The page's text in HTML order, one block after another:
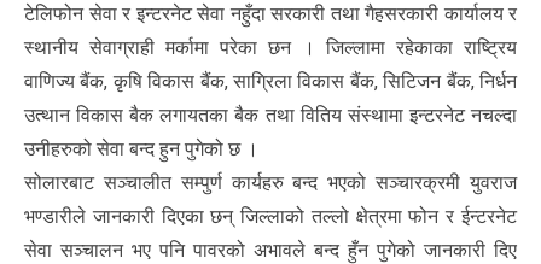
टेलिफोन सेवा र इन्टरनेट सेवा नहुँदा सरकारी तथा गैहसरकारी कार्यालय र
स्थानीय सेवाग्राही मर्कामा परेका छन । जिल्लामा रहेकाका राष्ट्रिय
वाणिज्य बैंक, कृषि विकास बैंक, साग्रिला विकास बैंक, सिटिजन बैंक, निर्धन
उत्थान विकास बैक लगायतका बैक तथा वितिय संस्थामा इन्टरनेट नचल्दा
उनीहरुको सेवा बन्द हुन पुगेको छ ।
सोलारबाट सञ्चालीत सम्पुर्ण कार्यहरु बन्द भएको सञ्चारक्रमी युवराज
भण्डारीले जानकारी दिएका छन् जिल्लाको तल्लो क्षेत्रमा फोन र ईन्टरनेट
सेवा सञ्चालन भए पनि पावरको अभावले बन्द हुँन पुगेको जानकारी दिए